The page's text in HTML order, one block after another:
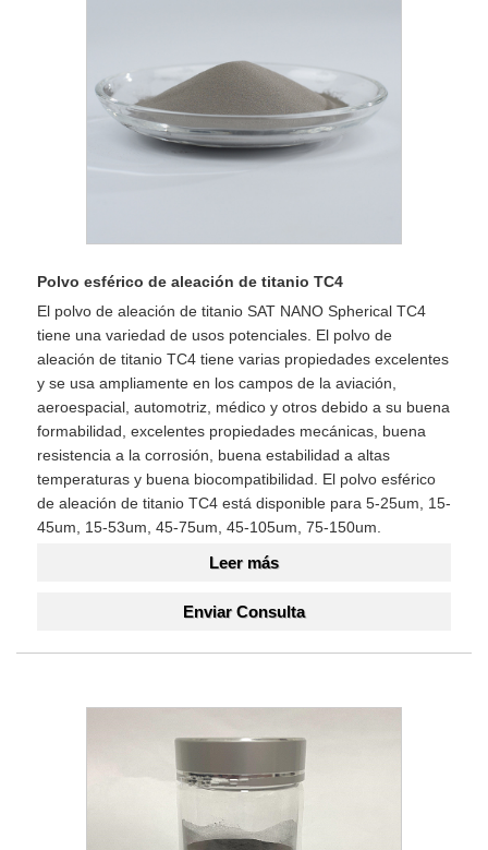
Polvo esférico de aleación de titanio TC4
El polvo de aleación de titanio SAT NANO Spherical TC4
tiene una variedad de usos potenciales. El polvo de
aleación de titanio TC4 tiene varias propiedades excelentes
y se usa ampliamente en los campos de la aviación,
aeroespacial, automotriz, médico y otros debido a su buena
formabilidad, excelentes propiedades mecánicas, buena
resistencia a la corrosión, buena estabilidad a altas
temperaturas y buena biocompatibilidad. El polvo esférico
de aleación de titanio TC4 está disponible para 5-25um, 15-
45um, 15-53um, 45-75um, 45-105um, 75-150um.
Leer más
Enviar Consulta